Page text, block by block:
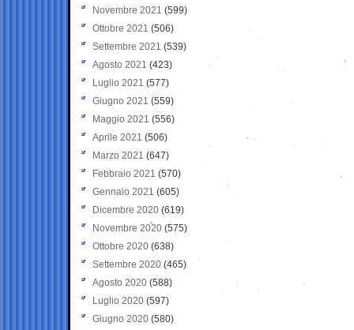
Novembre 2021 (599)
Ottobre 2021 (506)
Settembre 2021 (539)
Agosto 2021 (423)
Luglio 2021 (577)
Giugno 2021(559)
Maggio 2021 (556)
Aprile 2021 (506)
Marzo 2021 (647)
Febbraio 2021 (570)
Gennaio 2021 (605)
Dicembre 2020 (619)
Novembre 2020 (575)
Ottobre 2020 (638)
Settembre 2020(465)
Agosto 2020 (588)
Luglio 2020 (597)
Giugno 2020 (580)